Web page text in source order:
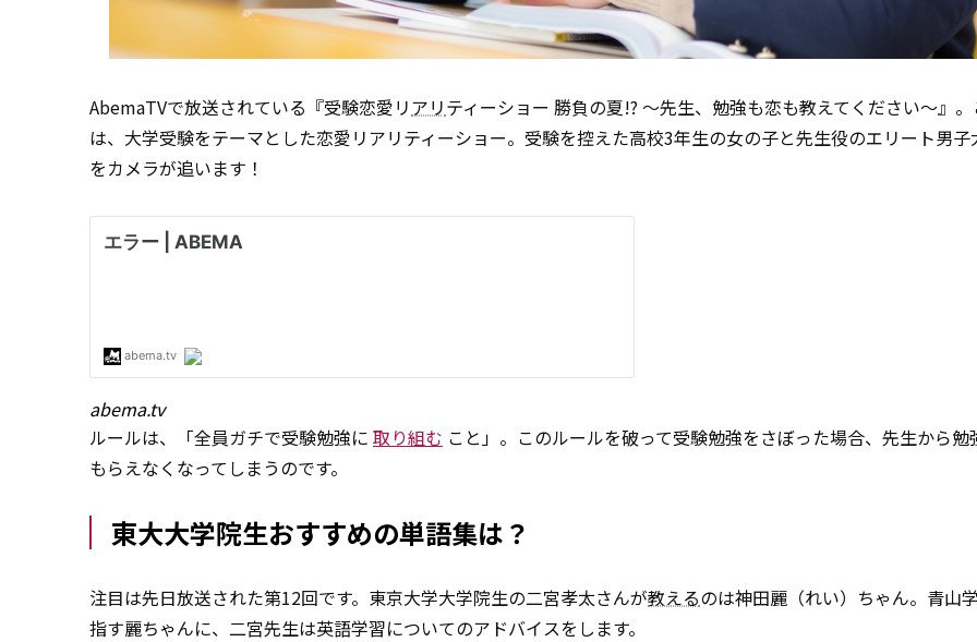
AbemaTVで放送されている『受験恋愛リアリティーショー 勝負の夏!? ～先生、勉強も恋も教えてください～』
は、大学受験をテーマとした恋愛リアリティーショー。受験を控えた高校3年生の女の子と先生役のエリート男子
をカメラが追います！
abema.tv
ルールは、「全員ガチで受験勉強に 取り組む こと」。このルールを破って受験勉強をさぼった場合、先生から勉
もらえなくなってしまうのです。
東大大学院生おすすめの単語集は？
注目は先日放送された第12回です。東京大学大学院生の二宮孝太さんが教えるのは神田麗（れい）ちゃん。青山
指す麗ちゃんに、二宮先生は英語学習についてのアドバイスをします。